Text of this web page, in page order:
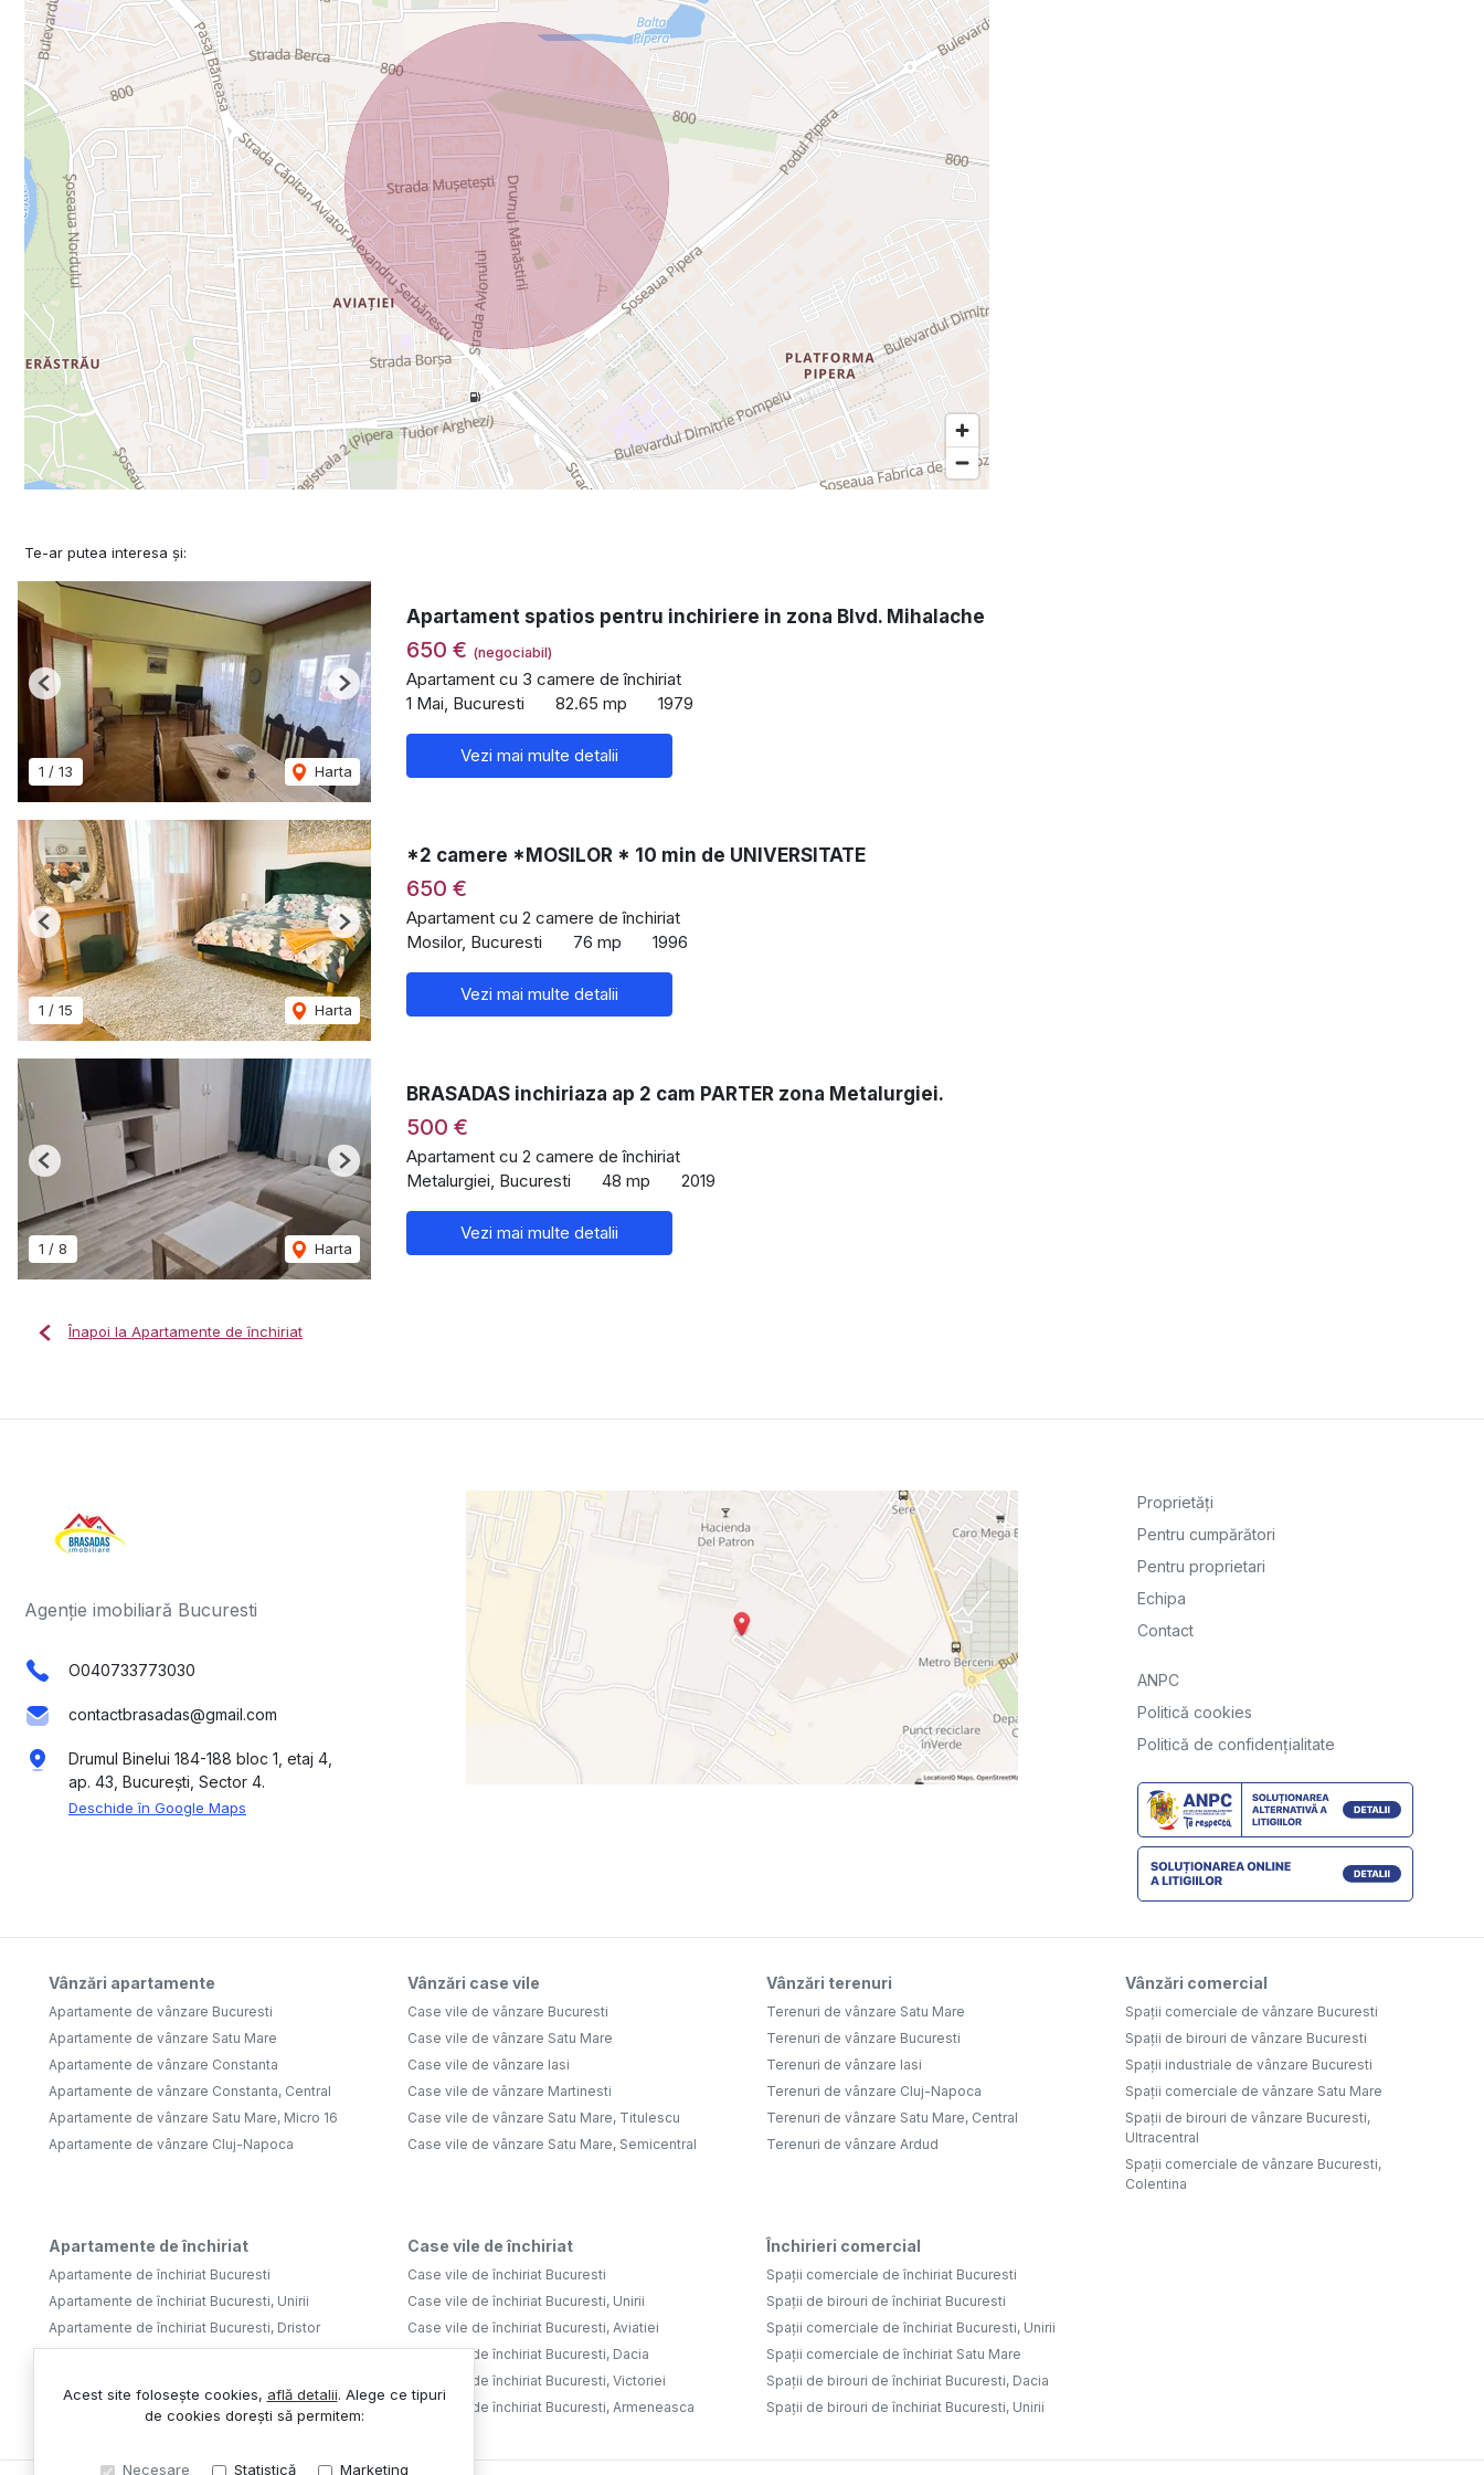
Te-ar putea interesa și:
1 / 13 Harta
Previous Next
Apartament spatios pentru inchiriere in zona Blvd. Mihalache
650 € (negociabil)
Apartament cu 3 camere de închiriat
1 Mai, Bucuresti
82.65 mp 1979
Vezi mai multe detalii
1 / 15 Harta
Previous Next
*2 camere *MOSILOR * 10 min de UNIVERSITATE
650 €
Apartament cu 2 camere de închiriat
Mosilor, Bucuresti
76 mp 1996
Vezi mai multe detalii
1 / 8 Harta
Previous Next
BRASADAS inchiriaza ap 2 cam PARTER zona Metalurgiei.
500 €
Apartament cu 2 camere de închiriat
Metalurgiei, Bucuresti
48 mp 2019
Vezi mai multe detalii
Înapoi la Apartamente de închiriat
Agenție imobiliară Bucuresti
O040733773030
contactbrasadas@gmail.com
Drumul Binelui 184-188 bloc 1, etaj 4,
ap. 43, București, Sector 4.
Deschide în Google Maps
Proprietăți
Pentru cumpărători
Pentru proprietari
Echipa
Contact
ANPC
Politică cookies
Politică de confidențialitate
Vânzări apartamente
Apartamente de vânzare Bucuresti
Apartamente de vânzare Satu Mare
Apartamente de vânzare Constanta
Apartamente de vânzare Constanta, Central
Apartamente de vânzare Satu Mare, Micro 16
Apartamente de vânzare Cluj-Napoca
Vânzări case vile
Case vile de vânzare Bucuresti
Case vile de vânzare Satu Mare
Case vile de vânzare Iasi
Case vile de vânzare Martinesti
Case vile de vânzare Satu Mare, Titulescu
Case vile de vânzare Satu Mare, Semicentral
Vânzări terenuri
Terenuri de vânzare Satu Mare
Terenuri de vânzare Bucuresti
Terenuri de vânzare Iasi
Terenuri de vânzare Cluj-Napoca
Terenuri de vânzare Satu Mare, Central
Terenuri de vânzare Ardud
Vânzări comercial
Spații comerciale de vânzare Bucuresti
Spații de birouri de vânzare Bucuresti
Spații industriale de vânzare Bucuresti
Spații comerciale de vânzare Satu Mare
Spații de birouri de vânzare Bucuresti,
Ultracentral
Spații comerciale de vânzare Bucuresti,
Colentina
Apartamente de închiriat
Apartamente de închiriat Bucuresti
Apartamente de închiriat Bucuresti, Unirii
Apartamente de închiriat Bucuresti, Dristor
Apartamente de închiriat Bucuresti, Tineretului
Apartamente de închiriat Bucuresti, Lujerului
Case vile de închiriat
Case vile de închiriat Bucuresti
Case vile de închiriat Bucuresti, Unirii
Case vile de închiriat Bucuresti, Aviatiei
Case vile de închiriat Bucuresti, Dacia
Case vile de închiriat Bucuresti, Victoriei
Case vile de închiriat Bucuresti, Armeneasca
Închirieri comercial
Spații comerciale de închiriat Bucuresti
Spații de birouri de închiriat Bucuresti
Spații comerciale de închiriat Bucuresti, Unirii
Spații comerciale de închiriat Satu Mare
Spații de birouri de închiriat Bucuresti, Dacia
Spații de birouri de închiriat Bucuresti, Unirii
Acest site folosește cookies, află detalii. Alege ce tipuri
de cookies dorești să permitem:
Necesare Statistică Marketing